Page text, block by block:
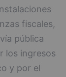
fiscales,
pública
los ingresos
y por el